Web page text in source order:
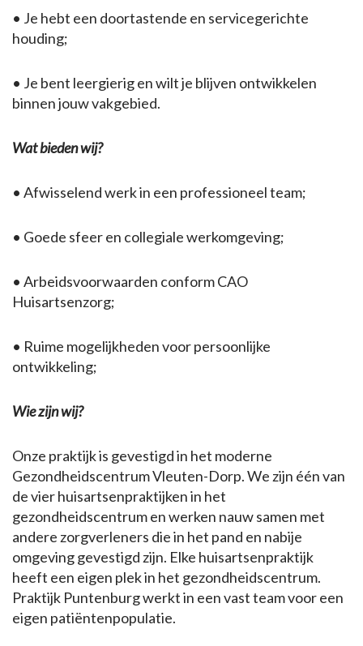
• Je hebt een doortastende en servicegerichte
houding;
• Je bent leergierig en wilt je blijven ontwikkelen
binnen jouw vakgebied.
Wat bieden wij?
• Afwisselend werk in een professioneel team;
• Goede sfeer en collegiale werkomgeving;
• Arbeidsvoorwaarden conform CAO
Huisartsenzorg;
• Ruime mogelijkheden voor persoonlijke
ontwikkeling;
Wie zijn wij?
Onze praktijk is gevestigd in het moderne
Gezondheidscentrum Vleuten-Dorp. We zijn één van
de vier huisartsenpraktijken in het
gezondheidscentrum en werken nauw samen met
andere zorgverleners die in het pand en nabije
omgeving gevestigd zijn. Elke huisartsenpraktijk
heeft een eigen plek in het gezondheidscentrum.
Praktijk Puntenburg werkt in een vast team voor een
eigen patiëntenpopulatie.